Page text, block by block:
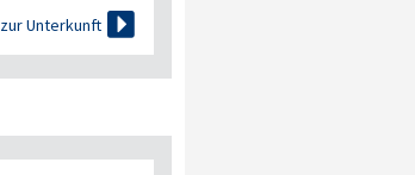
zur Unterkunft
